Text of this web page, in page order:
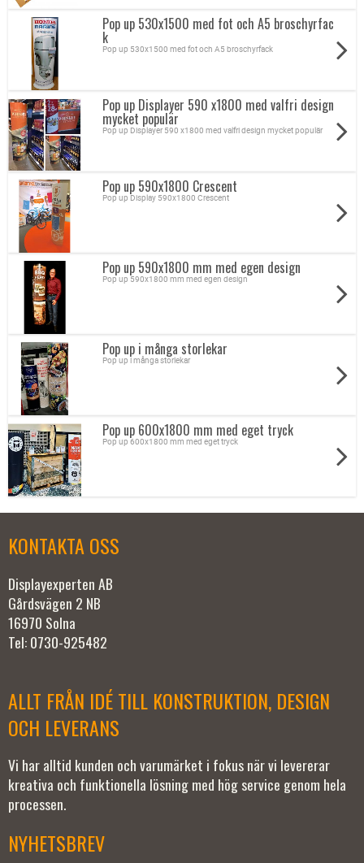
Pop up 530x1500 med fot och A5 broschyrfac
k
Pop up 530x1500 med fot och A5 broschyrfack
Pop up Displayer 590 x1800 med valfri design
mycket populär
Pop up Displayer 590 x1800 med valfri design mycket populär
Pop up 590x1800 Crescent
Pop up Display 590x1800 Crescent
Pop up 590x1800 mm med egen design
Pop up 590x1800 mm med egen design
Pop up i många storlekar
Pop up i många storlekar
Pop up 600x1800 mm med eget tryck
Pop up 600x1800 mm med eget tryck
KONTAKTA OSS
Displayexperten AB
Gårdsvägen 2 NB
16970 Solna
Tel: 0730-925482
ALLT FRÅN IDÉ TILL KONSTRUKTION, DESIGN
OCH LEVERANS
Vi har alltid kunden och varumärket i fokus när vi levererar
kreativa och funktionella lösning med hög service genom hela
processen.
NYHETSBREV